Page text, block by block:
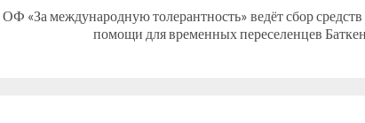
Предыдущая
Следующая
ОФ «За международную толерантность» ведёт сбор средств
помощи для временных переселенцев